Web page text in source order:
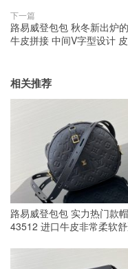
下一篇
路易威登包包 秋冬新出炉
牛皮拼接 中间V字型设计
相关推荐
路易威登包包 实力热门款
43512 进口牛皮非常柔软